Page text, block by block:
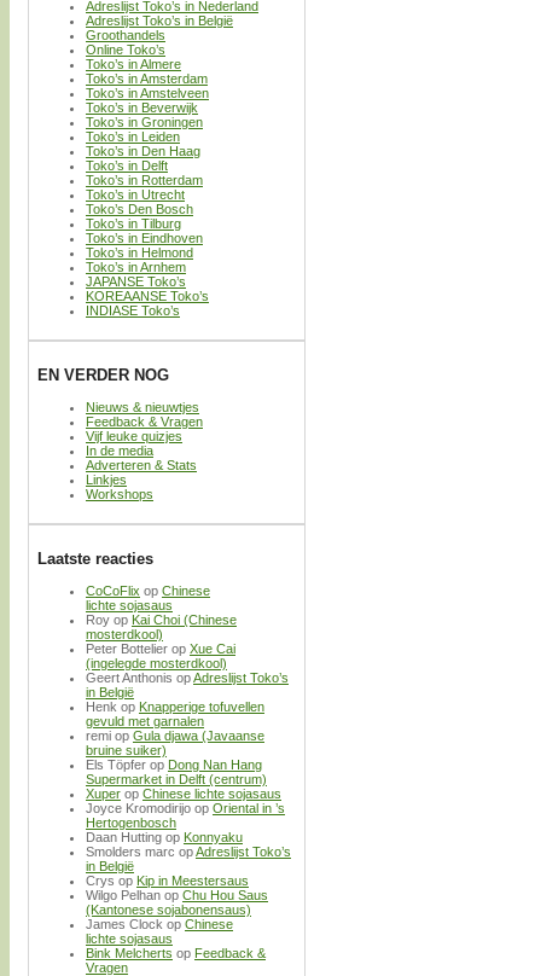
Adreslijst Toko’s in Nederland
Adreslijst Toko’s in België
Groothandels
Online Toko’s
Toko’s in Almere
Toko’s in Amsterdam
Toko’s in Amstelveen
Toko’s in Beverwijk
Toko’s in Groningen
Toko’s in Leiden
Toko’s in Den Haag
Toko’s in Delft
Toko’s in Rotterdam
Toko’s in Utrecht
Toko’s Den Bosch
Toko’s in Tilburg
Toko’s in Eindhoven
Toko’s in Helmond
Toko’s in Arnhem
JAPANSE Toko’s
KOREAANSE Toko’s
INDIASE Toko’s
EN VERDER NOG
Nieuws & nieuwtjes
Feedback & Vragen
Vijf leuke quizjes
In de media
Adverteren & Stats
Linkjes
Workshops
Laatste reacties
CoCoFlix op Chinese
lichte sojasaus
Roy op Kai Choi (Chinese
mosterdkool)
Peter Bottelier op Xue Cai
(ingelegde mosterdkool)
Geert Anthonis opAdreslijst Toko’s
in België
Henk op Knapperige tofuvellen
gevuld met garnalen
remi op Gula djawa (Javaanse
bruine suiker)
Els Töpfer op Dong Nan Hang
Supermarket in Delft (centrum)
Xuper op Chinese lichte sojasaus
Joyce Kromodirijo op Oriental in ’s
Hertogenbosch
Daan Hutting op Konnyaku
Smolders marc opAdreslijst Toko’s
in België
Crys op Kip in Meestersaus
Wilgo Pelhan op Chu Hou Saus
(Kantonese sojabonensaus)
James Clock op Chinese
lichte sojasaus
Bink Melcherts op Feedback &
Vragen